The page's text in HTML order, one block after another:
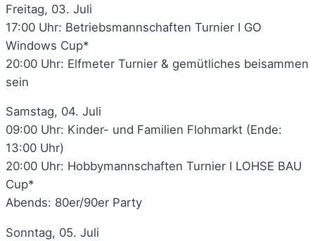
Freitag, 03. Juli
17:00 Uhr: Betriebsmannschaften Turnier I GO
Windows Cup*
20:00 Uhr: Elfmeter Turnier & gemütliches beisammen
sein
Samstag, 04. Juli
09:00 Uhr: Kinder- und Familien Flohmarkt (Ende:
13:00 Uhr)
20:00 Uhr: Hobbymannschaften Turnier I LOHSE BAU
Cup*
Abends: 80er/90er Party
Sonntag, 05. Juli